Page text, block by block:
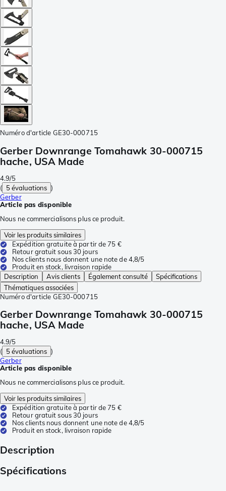
Numéro d'article GE30-000715
Gerber Downrange Tomahawk 30-000715
hache, USA Made
4.9/5
( 5 évaluations )
Gerber
Article pas disponible
Nous ne commercialisons plus ce produit.
Voir les produits similaires
Expédition gratuite à partir de 75 €
Retour gratuit sous 30 jours
Nos clients nous donnent une note de 4,8/5
Produit en stock, livraison rapide
Description
Avis clients Également consulté
Spécifications
Thématiques associées
Numéro d'article GE30-000715
Gerber Downrange Tomahawk 30-000715
hache, USA Made
4.9/5
( 5 évaluations )
Gerber
Article pas disponible
Nous ne commercialisons plus ce produit.
Voir les produits similaires
Expédition gratuite à partir de 75 €
Retour gratuit sous 30 jours
Nos clients nous donnent une note de 4,8/5
Produit en stock, livraison rapide
Description
Spécifications